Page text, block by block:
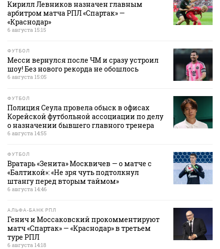
Кирилл Левников назначен главным
арбитром матча РПЛ «Спартак» —
«Краснодар»
6 августа 15:15
ФУТБОЛ
Месси вернулся после ЧМ и сразу устроил
шоу! Без нового рекорда не обошлось
6 августа 15:05
ФУТБОЛ
Полиция Сеула провела обыск в офисах
Корейской футбольной ассоциации по делу
о назначении бывшего главного тренера
6 августа 14:55
ФУТБОЛ
Вратарь «Зенита» Москвичев — о матче с
«Балтикой»: «Не зря чуть подтолкнул
штангу перед вторым таймом»
6 августа 14:46
АЛЬФА-БАНК РПЛ
Генич и Моссаковский прокомментируют
матч «Спартак» — «Краснодар» в третьем
туре РПЛ
6 августа 14:18